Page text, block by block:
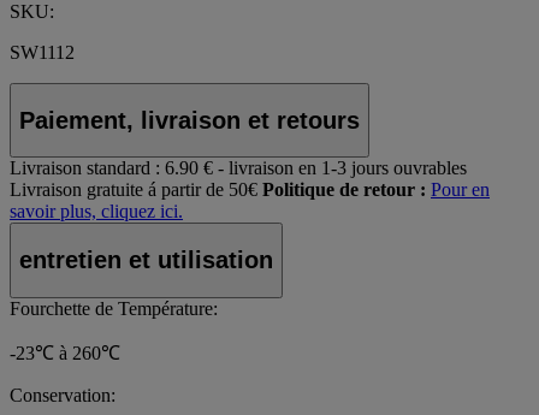
SKU:
SW1112
Paiement, livraison et retours
Livraison standard : 6.90 € - livraison en 1-3 jours ouvrables
Livraison gratuite á partir de 50€ Politique de retour : Pour en
savoir plus, cliquez ici.
entretien et utilisation
Fourchette de Température:
-23℃ à 260℃
Conservation: